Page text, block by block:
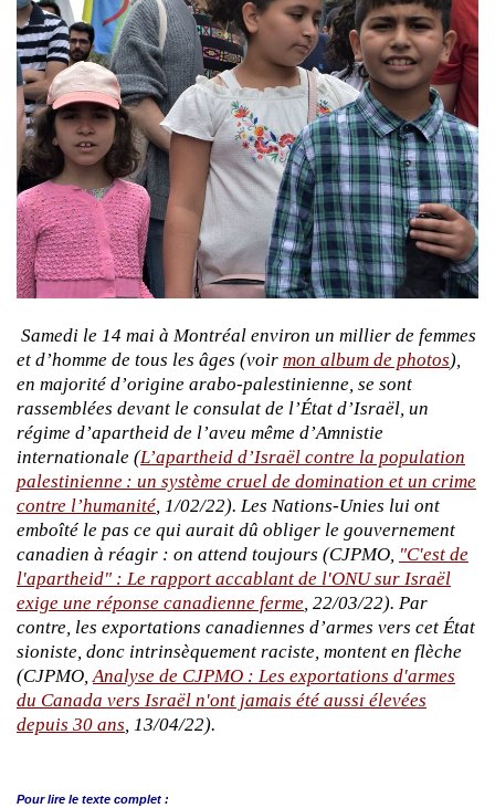
Samedi le 14 mai à Montréal environ un millier de femmes
et d’homme de tous les âges (voir mon album de photos),
en majorité d’origine arabo-palestinienne, se sont
rassemblées devant le consulat de l’État d’Israël, un
régime d’apartheid de l’aveu même d’Amnistie
internationale (L’apartheid d’Israël contre la population
palestinienne : un système cruel de domination et un crime
contre l’humanité, 1/02/22). Les Nations-Unies lui ont
emboîté le pas ce qui aurait dû obliger le gouvernement
canadien à réagir : on attend toujours (CJPMO, "C'est de
l'apartheid" : Le rapport accablant de l'ONU sur Israël
exige une réponse canadienne ferme, 22/03/22). Par
contre, les exportations canadiennes d’armes vers cet État
sioniste, donc intrinsèquement raciste, montent en flèche
(CJPMO,Analyse de CJPMO : Les exportations d'armes
du Canada vers Israël n'ont jamais été aussi élevées
depuis 30 ans, 13/04/22).
Pour lire le texte complet :